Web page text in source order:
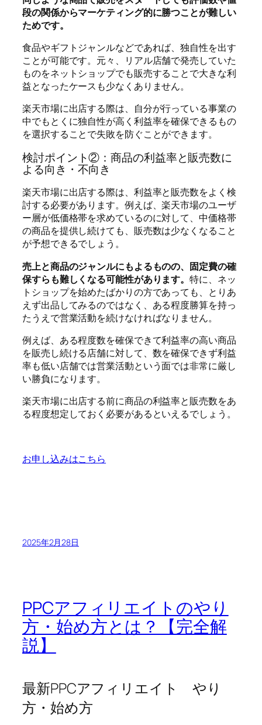
段の関係からマーケティング的に勝つことが難しい
ためです。
食品やギフトジャンルなどであれば、独自性を出す
ことが可能です。元々、リアル店舗で発売していた
ものをネットショップでも販売することで大きな利
益となったケースも少なくありません。
楽天市場に出店する際は、自分が行っている事業の
中でもとくに独自性が高く利益率を確保できるもの
を選択することで失敗を防ぐことができます。
検討ポイント②：商品の利益率と販売数に
よる向き・不向き
楽天市場に出店する際は、利益率と販売数をよく検
討する必要があります。例えば、楽天市場のユーザ
ー層が低価格帯を求めているのに対して、中価格帯
の商品を提供し続けても、販売数は少なくなること
が予想できるでしょう。
売上と商品のジャンルにもよるものの、固定費の確
保すらも難しくなる可能性があります。特に、ネッ
トショップを始めたばかりの方であっても、とりあ
えず出品してみるのではなく、ある程度勝算を持っ
たうえで営業活動を続けなければなりません。
例えば、ある程度数を確保できて利益率の高い商品
を販売し続ける店舗に対して、数を確保できず利益
率も低い店舗では営業活動という面では非常に厳し
い勝負になります。
楽天市場に出店する前に商品の利益率と販売数をあ
る程度想定しておく必要があるといえるでしょう。
お申し込みはこちら
2025年2月28日
PPCアフィリエイトのやり
方・始め方とは？【完全解
説】
最新PPCアフィリエイト やり
方・始め方